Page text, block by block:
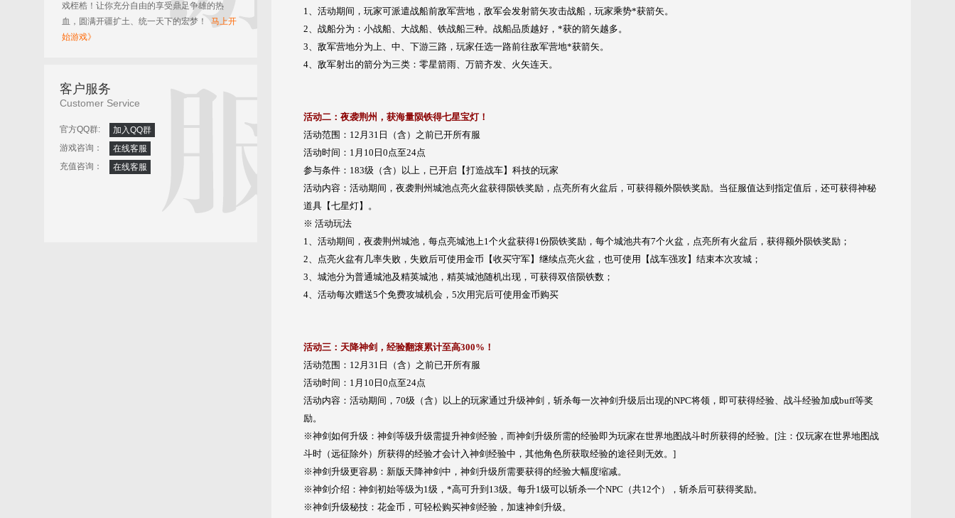
戏桎梏！让你充分自由的享受鼎足争雄的热
血，圆满开疆扩土、统一天下的宏梦！ 马上开
始游戏》
客户服务
Customer Service
官方QQ群:
加入QQ群
游戏咨询：
在线客服
充值咨询：
在线客服
1、活动期间，玩家可派遣战船前敌军营地，敌军会发射箭矢攻击战船，玩家乘势*获箭矢。
2、战船分为：小战船、大战船、铁战船三种。战船品质越好，*获的箭矢越多。
3、敌军营地分为上、中、下游三路，玩家任选一路前往敌军营地*获箭矢。
4、敌军射出的箭分为三类：零星箭雨、万箭齐发、火矢连天。
活动二：夜袭荆州，获海量陨铁得七星宝灯！
活动范围：12月31日（含）之前已开所有服
活动时间：1月10日0点至24点
参与条件：183级（含）以上，已开启【打造战车】科技的玩家
活动内容：活动期间，夜袭荆州城池点亮火盆获得陨铁奖励，点亮所有火盆后，可获得额外陨铁奖励。当征服值达到指定值后，还可获得神秘
道具【七星灯】。
※ 活动玩法
1、活动期间，夜袭荆州城池，每点亮城池上1个火盆获得1份陨铁奖励，每个城池共有7个火盆，点亮所有火盆后，获得额外陨铁奖励；
2、点亮火盆有几率失败，失败后可使用金币【收买守军】继续点亮火盆，也可使用【战车强攻】结束本次攻城；
3、城池分为普通城池及精英城池，精英城池随机出现，可获得双倍陨铁数；
4、活动每次赠送5个免费攻城机会，5次用完后可使用金币购买
活动三：天降神剑，经验翻滚累计至高300%！
活动范围：12月31日（含）之前已开所有服
活动时间：1月10日0点至24点
活动内容：活动期间，70级（含）以上的玩家通过升级神剑，斩杀每一次神剑升级后出现的NPC将领，即可获得经验、战斗经验加成buff等奖
励。
※神剑如何升级：神剑等级升级需提升神剑经验，而神剑升级所需的经验即为玩家在世界地图战斗时所获得的经验。[注：仅玩家在世界地图战
斗时（远征除外）所获得的经验才会计入神剑经验中，其他角色所获取经验的途径则无效。]
※神剑升级更容易：新版天降神剑中，神剑升级所需要获得的经验大幅度缩减。
※神剑介绍：神剑初始等级为1级，*高可升到13级。每升1级可以斩杀一个NPC（共12个），斩杀后可获得奖励。
※神剑升级秘技：花金币，可轻松购买神剑经验，加速神剑升级。